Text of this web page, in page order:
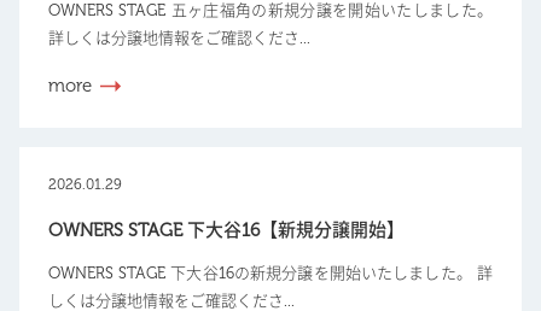
OWNERS STAGE 五ヶ庄福角の新規分譲を開始いたしました。
詳しくは分譲地情報をご確認くださ...
more
2026.01.29
OWNERS STAGE 下大谷16【新規分譲開始】
OWNERS STAGE 下大谷16の新規分譲を開始いたしました。 詳
しくは分譲地情報をご確認くださ...